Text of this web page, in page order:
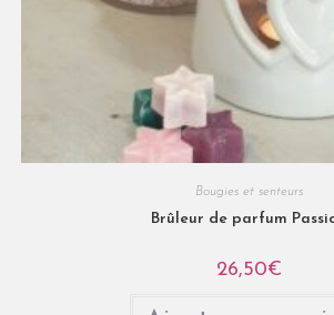
Bougies et senteurs
Brûleur de parfum
26,50€